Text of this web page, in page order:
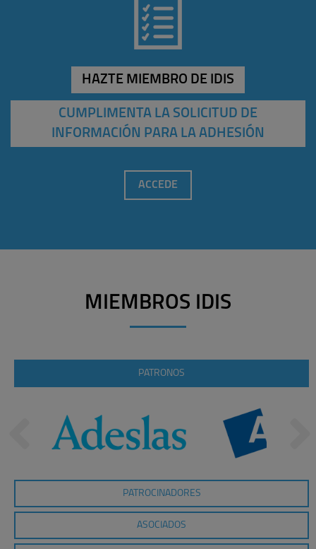
HAZTE MIEMBRO DE IDIS
CUMPLIMENTA LA SOLICITUD DE
INFORMACIÓN PARA LA ADHESIÓN
ACCEDE
MIEMBROS IDIS
PATRONOS
PATROCINADORES
ASOCIADOS